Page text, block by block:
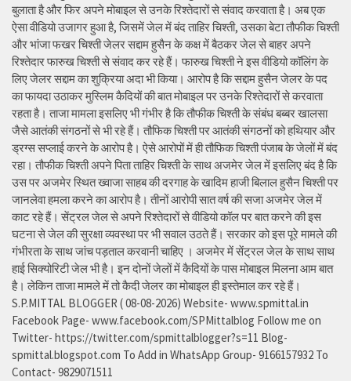
बुलाता है और फिर अपने मोबाइल से उनके रिश्तेदारों से संवाद करवाता है। अब एक
ऐसा वीडियो उजागर हुआ है, जिसमें जेल में बंद ताहिर चिश्ती, उसका बेटा तौफीक चिश्ती
और भांजा फखर चिश्ती जेलर सद्दाम हुसैन के कक्ष में बैठकर जेल से बाहर अपने
रिश्तेदार फारुख चिश्ती से संवाद कर रहे हैं। फारुख चिश्ती ने इस वीडियो कॉलिंग के
लिए जेलर सद्दाम का शुक्रिया अदा भी किया। आरोप है कि सद्दाम हुसैन जेलर के पद
का फायदा उठाकर मुस्लिम कैदियों की बात मोबाइल पर उनके रिश्तेदारों से करवाता
रहता है। ताजा मामला इसलिए भी गंभीर है कि तौफीक चिश्ती के संबंध बब्बर खालसा
जैसे आतंकी संगठनों से भी रहे हैं। तौफिक चिश्ती पर आतंकी संगठनों को हथियार और
ड्रग्स सप्लाई करने के आरोप है। ऐसे आरोपों में ही तौफिक चिश्ती पंजाब के जेलों में बंद
रहा। तौफीक चिश्ती अपने पिता ताहिर चिश्ती के साथ अजमेर जेल में इसलिए बंद है कि
उस पर अजमेर स्थित ख्वाजा साहब की दरगाह के खादिम हाजी बिलाल हुसैन चिश्ती पर
जानलेवा हमला करने का आरोप है। तीनों आरोपी सात वर्ष की सजा अजमेर जेल में
काट रहे हैं। सेंट्रल जेल से अपने रिश्तेदारों से वीडियो कॉल पर बात करने की इस
घटना से जेल की सुरक्षा व्यवस्था पर भी सवाल उठते हैं। सरकार को इस पूरे मामले की
गंभीरता के साथ जांच पड़ताल करवानी चाहिए । अजमेर में सेंट्रल जेल के साथ साथ
हाई सिक्योरिटी जेल भी है। इन दोनों जेलों में कैदियों के पास मोबाइल मिलना आम बात
है। लेकिन ताजा मामले में तो कैदी जेलर का मोबाइल ही इस्तेमाल कर रहे हैं।
S.P.MITTAL BLOGGER ( 08-08-2026) Website- www.spmittal.in
Facebook Page- www.facebook.com/SPMittalblog Follow me on
Twitter- https://twitter.com/spmittalblogger?s=11 Blog-
spmittal.blogspot.com To Add in WhatsApp Group- 9166157932 To
Contact- 9829071511